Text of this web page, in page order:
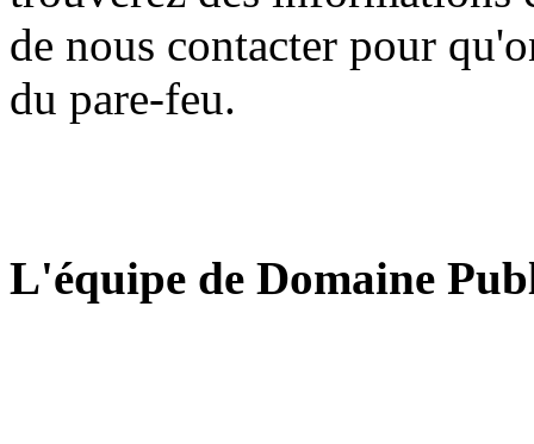
de nous contacter pour
du pare-feu.
L'équipe de Domaine